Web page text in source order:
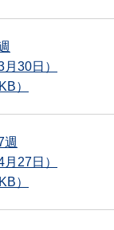
月30日）
）
週
月27日）
）